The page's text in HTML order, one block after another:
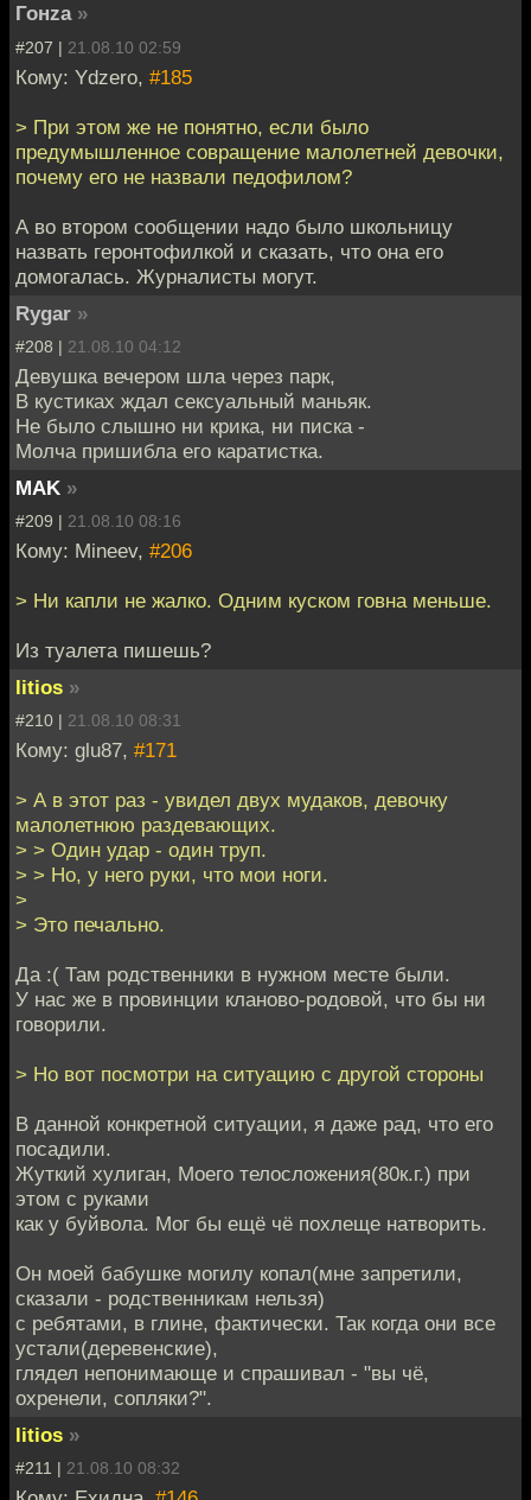
Гонzа »
#207 | 21.08.10 02:59
Кому: Ydzero, #185
> При этом же не понятно, если было
предумышленное совращение малолетней девочки,
почему его не назвали педофилом?
А во втором сообщении надо было школьницу
назвать геронтофилкой и сказать, что она его
домогалась. Журналисты могут.
Rygar »
#208 | 21.08.10 04:12
Девушка вечером шла через парк,
В кустиках ждал сексуальный маньяк.
Не было слышно ни крика, ни писка -
Молча пришибла его каратистка.
MAK »
#209 | 21.08.10 08:16
Кому: Mineev, #206
> Ни капли не жалко. Одним куском говна меньше.
Из туалета пишешь?
litios »
#210 | 21.08.10 08:31
Кому: glu87, #171
> А в этот раз - увидел двух мудаков, девочку
малолетнюю раздевающих.
> > Один удар - один труп.
> > Но, у него руки, что мои ноги.
>
> Это печально.
Да :( Там родственники в нужном месте были.
У нас же в провинции кланово-родовой, что бы ни
говорили.
> Но вот посмотри на ситуацию с другой стороны
В данной конкретной ситуации, я даже рад, что его
посадили.
Жуткий хулиган, Моего телосложения(80к.г.) при
этом с руками
как у буйвола. Мог бы ещё чё похлеще натворить.
Он моей бабушке могилу копал(мне запретили,
сказали - родственникам нельзя)
с ребятами, в глине, фактически. Так когда они все
устали(деревенские),
глядел непонимающе и спрашивал - "вы чё,
охренели, сопляки?".
litios »
#211 | 21.08.10 08:32